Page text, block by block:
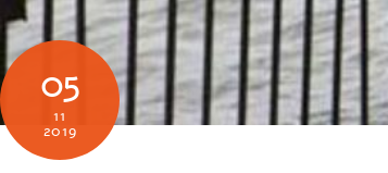
05
11
2019